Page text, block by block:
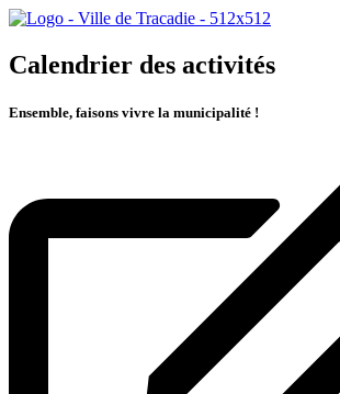
Calendrier des activités
Ensemble, faisons vivre la municipalité !